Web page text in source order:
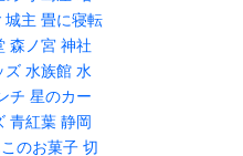
城主 畳に寝転
森ノ宮 神社
ズ 水族館 水
チ 星のカー
青紅葉 静岡
のお菓子 切